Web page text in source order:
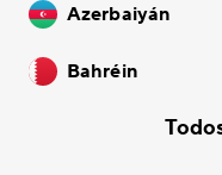
Azerbaiyán
Bahréin